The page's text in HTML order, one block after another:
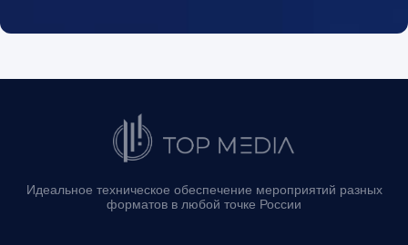
Идеальное техническое обеспечение мероприятий разных
форматов в любой точке России